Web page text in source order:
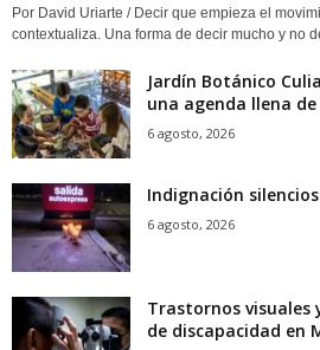
Por David Uriarte / Decir que empieza el
contextualiza. Una forma de decir mucho y no
Jardín Botánico
una agenda llena
6 agosto, 2026
Indignación
6 agosto, 2026
Trastornos visuales
de discapacidad en